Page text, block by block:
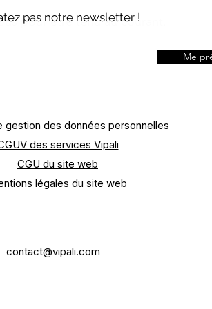
gestion des données personnelles
des services Vipali
CGU du site web
légales du site web
pour être tenu au courant.
pas notre newsletter !
Me
contact@vipali.com